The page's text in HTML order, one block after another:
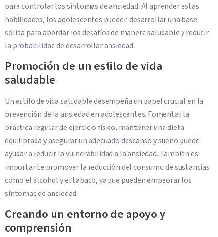
para controlar los síntomas de ansiedad. Al aprender estas
habilidades, los adolescentes pueden desarrollar una base
sólida para abordar los desafíos de manera saludable y reducir
la probabilidad de desarrollar ansiedad.
Promoción de un estilo de vida
saludable
Un estilo de vida saludable desempeña un papel crucial en la
prevención de la ansiedad en adolescentes. Fomentar la
práctica regular de ejercicio físico, mantener una dieta
equilibrada y asegurar un adecuado descanso y sueño puede
ayudar a reducir la vulnerabilidad a la ansiedad. También es
importante promover la reducción del consumo de sustancias
como el alcohol y el tabaco, ya que pueden empeorar los
síntomas de ansiedad.
Creando un entorno de apoyo y
comprensión